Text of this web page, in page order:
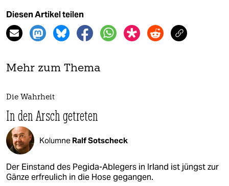
Diesen Artikel teilen
Mehr zum Thema
Die Wahrheit
In den Arsch getreten
Kolumne Ralf Sotscheck
Der Einstand des Pegida-Ablegers in Irland ist jüngst zur
Gänze erfreulich in die Hose gegangen.